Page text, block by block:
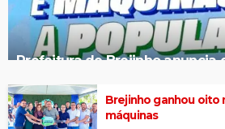
Prefeitura de Brejinho anuncia
Brejinho ganhou oito
máquinas